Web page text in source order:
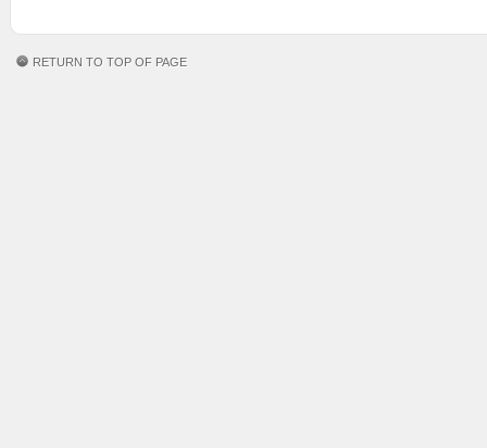
RETURN TO TOP OF PAGE